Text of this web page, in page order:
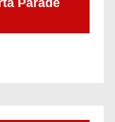
Parade